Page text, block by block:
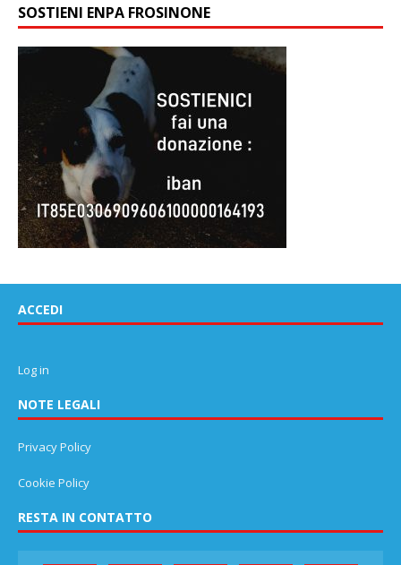
SOSTIENI ENPA FROSINONE
ACCEDI
Log in
NOTE LEGALI
Privacy Policy
Cookie Policy
RESTA IN CONTATTO